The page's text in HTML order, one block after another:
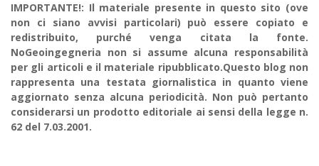
IMPORTANTE!: Il materiale presente in questo sito (ove
non ci siano avvisi particolari) può essere copiato e
redistribuito, purché venga citata la fonte.
NoGeoingegneria non si assume alcuna responsabilità
per gli articoli e il materiale ripubblicato.Questo blog non
rappresenta una testata giornalistica in quanto viene
aggiornato senza alcuna periodicità. Non può pertanto
considerarsi un prodotto editoriale ai sensi della legge n.
62 del 7.03.2001.